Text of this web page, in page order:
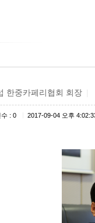
한중카페리협회 회장
: 0 2017-09-04 오후